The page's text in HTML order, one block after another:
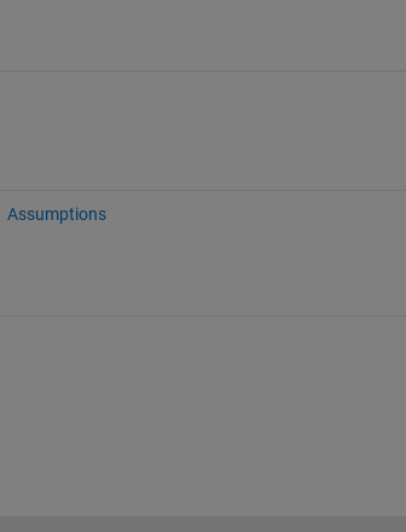
Assumptions